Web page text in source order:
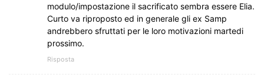
modulo/impostazione il sacrificato sembra essere Elia.
Curto va riproposto ed in generale gli ex Samp
andrebbero sfruttati per le loro motivazioni martedi
prossimo.
Risposta